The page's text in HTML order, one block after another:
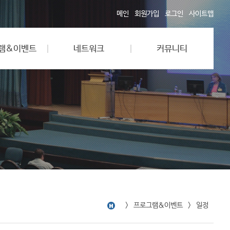
메인 회원가입 로그인 사이트맵
&이벤트 네트워크 커뮤니티
프로그램&이벤트 일정